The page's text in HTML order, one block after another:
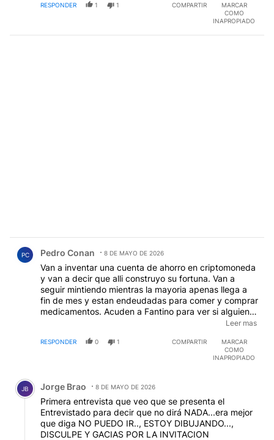
RESPONDER 1 1 COMPARTIR
MARCAR
COMO
INAPROPIADO
PC Pedro Conan 8 DE MAYO DE 2026
Van a inventar una cuenta de ahorro en criptomoneda
y van a decir que alli construyo su fortuna. Van a
seguir mintiendo mientras la mayoria apenas llega a
fin de mes y estan endeudadas para comer y comprar
medicamentos. Acuden a Fantino para ver si alguien
oscuridad, se les acabo la soberbia con que trataban
Leer mas
RESPONDER 0 1 COMPARTIR
MARCAR
COMO
INAPROPIADO
Comentario de Jorge Brao.
JB Jorge Brao 8 DE MAYO DE 2026
Primera entrevista que veo que se presenta el
Entrevistado para decir que no dirá NADA...era mejor
que diga NO PUEDO IR.., ESTOY DIBUJANDO...,
DISCULPE Y GACIAS POR LA INVITACION